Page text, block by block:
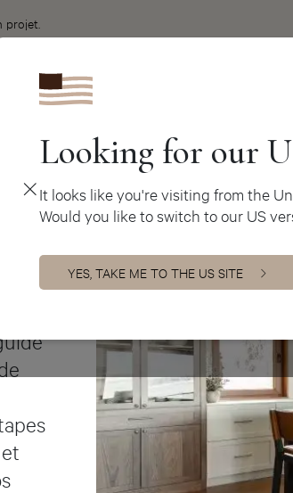
projet.
Looking for our
It looks like you're visiting from the
Would you like to switch to our US
YES, TAKE ME TO THE US SITE